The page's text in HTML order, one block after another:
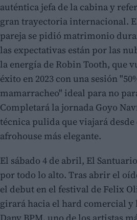
auténtica jefa de la cabina y
gran trayectoria internacional.
pareja se pidió matrimonio
las expectativas están por las
la energía de Robin Tooth, que
éxito en 2023 con una sesión
mamarracheo" ideal para no
Completará la jornada Goyo
técnica pulida que viajará desde
afrohouse más elegante.
El sábado 4 de abril, El
por todo lo alto. Tras abrir el
el debut en el festival de Felix
girará hacia el hard comercial y